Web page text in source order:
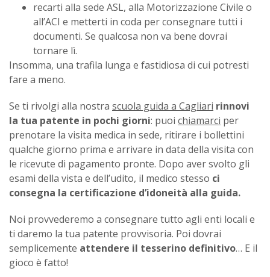
recarti alla sede ASL, alla Motorizzazione Civile o
all’ACI e metterti in coda per consegnare tutti i
documenti. Se qualcosa non va bene dovrai
tornare lì.
Insomma, una trafila lunga e fastidiosa di cui potresti
fare a meno.
Se ti rivolgi alla nostra scuola guida a Cagliari rinnovi
la tua patente in pochi giorni: puoi chiamarci per
prenotare la visita medica in sede, ritirare i bollettini
qualche giorno prima e arrivare in data della visita con
le ricevute di pagamento pronte. Dopo aver svolto gli
esami della vista e dell’udito, il medico stesso ci
consegna la certificazione d’idoneità alla guida.
Noi provvederemo a consegnare tutto agli enti locali e
ti daremo la tua patente provvisoria. Poi dovrai
semplicemente attendere il tesserino definitivo… E il
gioco è fatto!